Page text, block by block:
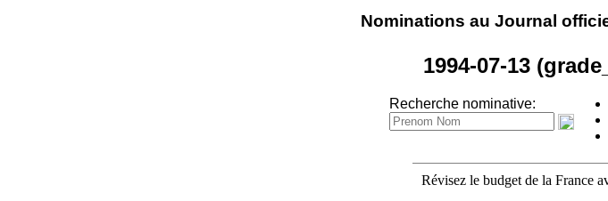
Nominations au Journal
1994-07-13
Recherche nominative:
Révisez le budget de la France